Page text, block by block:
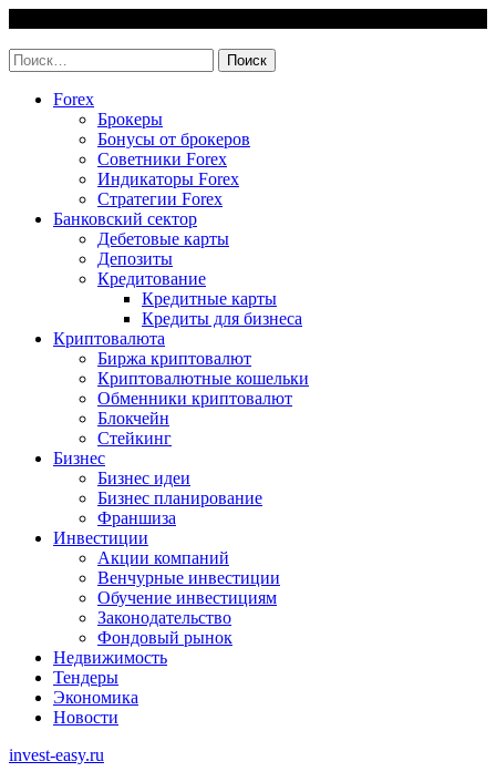
content
Найти:
Forex
Брокеры
Бонусы от брокеров
Советники Forex
Индикаторы Forex
Стратегии Forex
Банковский сектор
Дебетовые карты
Депозиты
Кредитование
Кредитные карты
Кредиты для бизнеса
Криптовалюта
Биржа криптовалют
Криптовалютные кошельки
Обменники криптовалют
Блокчейн
Стейкинг
Бизнес
Бизнес идеи
Бизнес планирование
Франшиза
Инвестиции
Акции компаний
Венчурные инвестиции
Обучение инвестициям
Законодательство
Фондовый рынок
Недвижимость
Тендеры
Экономика
Новости
invest-easy.ru